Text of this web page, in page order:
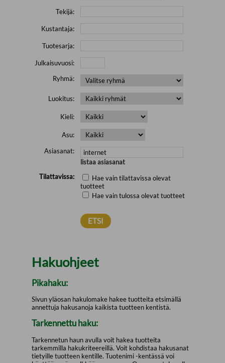
Tekijä:
Kustantaja:
Tuotesarja:
Julkaisuvuosi:
Ryhmä:
Luokitus:
Kieli:
Asu:
Asiasanat:
listaa asiasanat
Tilattavissa:
Hae vain tilattavissa olevat
tuotteet
Hae vain tulossa olevat tuotteet
Hakuohjeet
Pikahaku:
Sivun yläosan hakulomake hakee tuotteita etsimällä
annettuja hakusanoja kaikista tuotteen kentistä.
Tarkennettu haku:
Tarkennetun haun avulla voit hakea tuotteita
tarkemmilla hakukriteereillä. Voit kohdistaa hakusanat
tietyille tuotteen kentille. Tuotenimi -kentässä voi